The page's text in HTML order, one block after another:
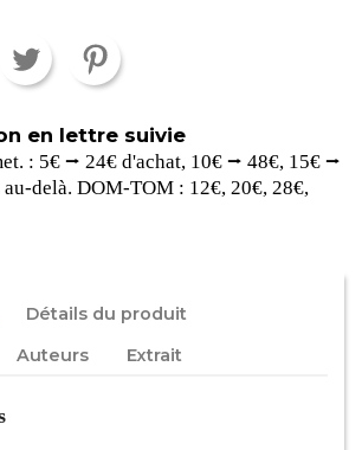
en lettre suivie
: 5€ ⭢ 24€ d'achat, 10€ ⭢ 48€, 15€ ⭢
au-delà. DOM-TOM : 12€, 20€, 28€,
Détails du produit
Auteurs Extrait